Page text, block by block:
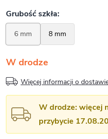
W drodze
Więcej informacji o
W drodze: więcej
przybycie